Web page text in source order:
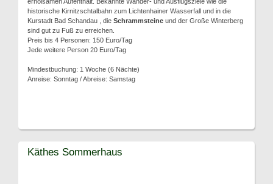
historische Kirnitzschtalbahn zum Lichtenhainer Wasserfall und in die
Kurstadt Bad Schandau , die Schrammsteine und der Große Winterberg
sind gut zu Fuß zu erreichen.
Preis bis 4 Personen: 150 Euro/Tag
Jede weitere Person 20 Euro/Tag
Mindestbuchung: 1 Woche (6 Nächte)
Anreise: Sonntag / Abreise: Samstag
Käthes Sommerhaus